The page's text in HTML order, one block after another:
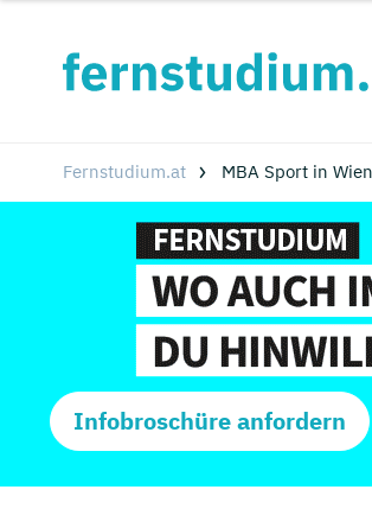
Fernstudium.at MBA Sport in
Infobroschüre anfordern